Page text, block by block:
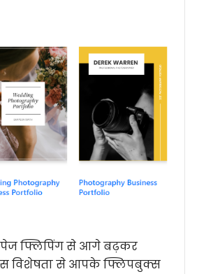
फ्लिपिंग से आगे बढ़कर
इस विशेषता से आपके फ्लिपबुक्स